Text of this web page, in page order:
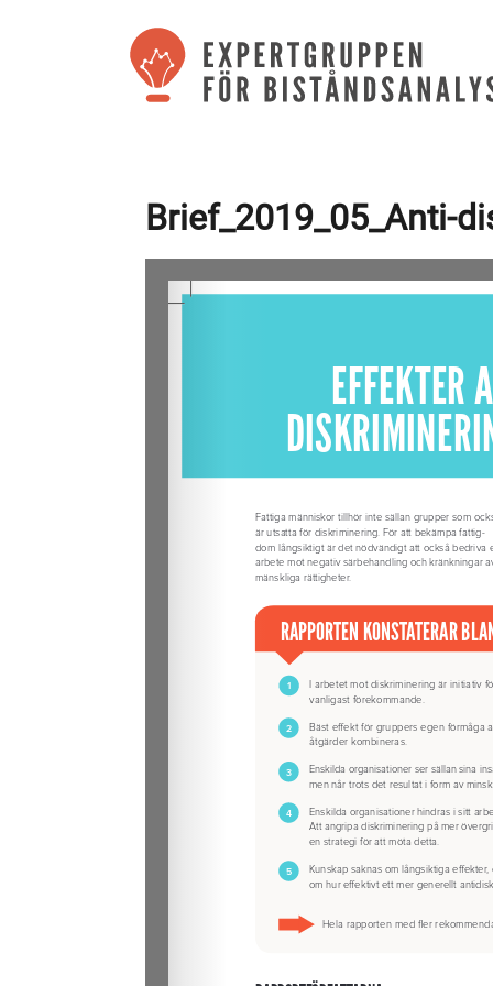
Brief_2019_05_Anti-